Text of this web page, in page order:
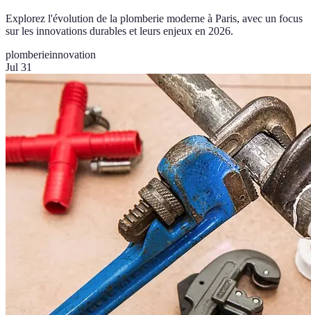
Explorez l'évolution de la plomberie moderne à Paris, avec un focus
sur les innovations durables et leurs enjeux en 2026.
plomberieinnovation
Jul 31